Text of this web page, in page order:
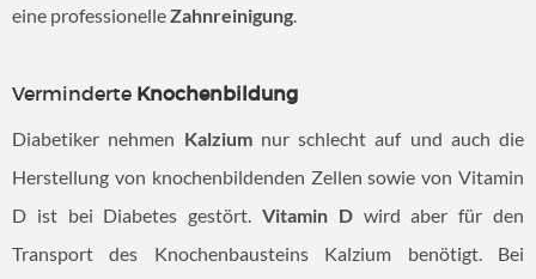
eine professionelleZahnreinigung.
Verminderte Knochenbildung
Diabetiker nehmen Kalziumnur schlecht auf und auch die
Herstellung von knochenbildenden Zellen sowie von Vitamin
D ist bei Diabetes gestört. Vitamin Dwird aber für den
Transport des Knochenbausteins Kalzium benötigt. Bei